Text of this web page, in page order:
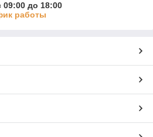
09:00 до 18:00
работы